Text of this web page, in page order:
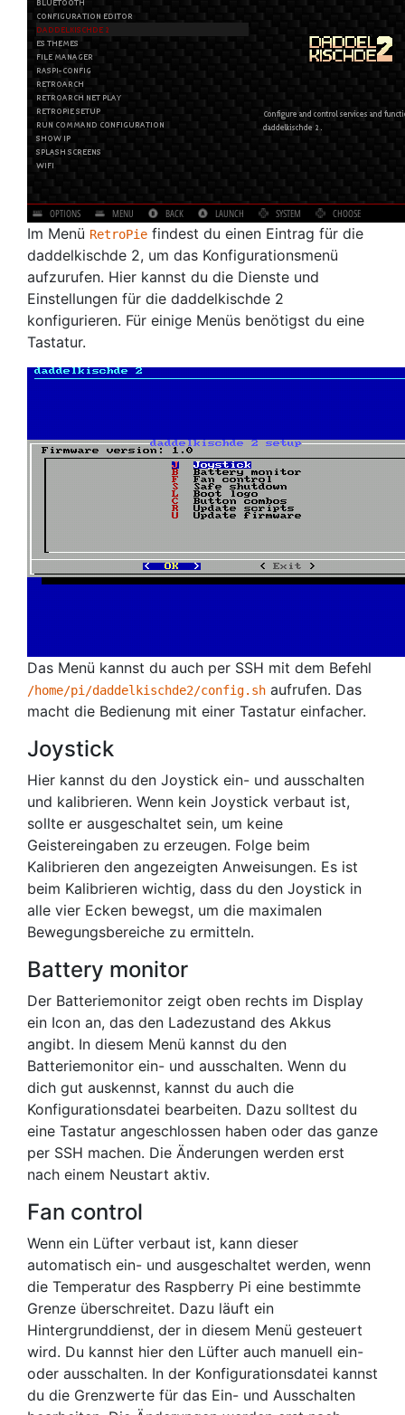
Im Menü RetroPie findest du einen Eintrag für die
daddelkischde 2, um das Konfigurationsmenü
aufzurufen. Hier kannst du die Dienste und
Einstellungen für die daddelkischde 2
konfigurieren. Für einige Menüs benötigst du eine
Tastatur.
Das Menü kannst du auch per SSH mit dem Befehl
/home/pi/daddelkischde2/config.sh aufrufen. Das
macht die Bedienung mit einer Tastatur einfacher.
Joystick
Hier kannst du den Joystick ein- und ausschalten
und kalibrieren. Wenn kein Joystick verbaut ist,
sollte er ausgeschaltet sein, um keine
Geistereingaben zu erzeugen. Folge beim
Kalibrieren den angezeigten Anweisungen. Es ist
beim Kalibrieren wichtig, dass du den Joystick in
alle vier Ecken bewegst, um die maximalen
Bewegungsbereiche zu ermitteln.
Battery monitor
Der Batteriemonitor zeigt oben rechts im Display
ein Icon an, das den Ladezustand des Akkus
angibt. In diesem Menü kannst du den
Batteriemonitor ein- und ausschalten. Wenn du
dich gut auskennst, kannst du auch die
Konfigurationsdatei bearbeiten. Dazu solltest du
eine Tastatur angeschlossen haben oder das ganze
per SSH machen. Die Änderungen werden erst
nach einem Neustart aktiv.
Fan control
Wenn ein Lüfter verbaut ist, kann dieser
automatisch ein- und ausgeschaltet werden, wenn
die Temperatur des Raspberry Pi eine bestimmte
Grenze überschreitet. Dazu läuft ein
Hintergrunddienst, der in diesem Menü gesteuert
wird. Du kannst hier den Lüfter auch manuell ein-
oder ausschalten. In der Konfigurationsdatei kannst
du die Grenzwerte für das Ein- und Ausschalten